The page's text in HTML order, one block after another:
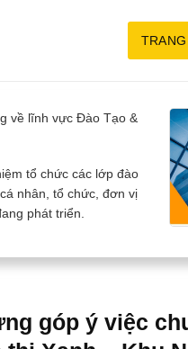
về lĩnh vực Đào Tạo &
tổ chức các lớp đào
nhân, tổ chức, đơn vị
phát triển.
góp ý việc